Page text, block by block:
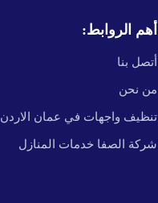
أهم الروابط:
أتصل بنا
من نحن
تنظيف واجهات في عمان الاردن
شركة الصفا خدمات المنازل